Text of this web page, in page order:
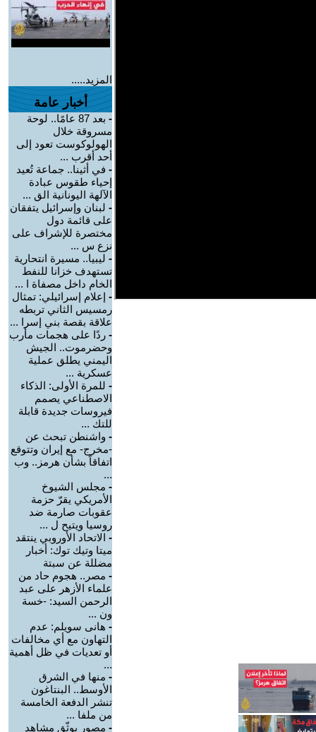
المزيد.....
أخبار عامة
-
بعد 87 عامًا.. لوحة
مسروقة خلال
الهولوكوست تعود إلى
أحد أقرب ...
- في أثينا.. جماعة تُعيد
إحياء طقوس عبادة
الآلهة اليونانية الق ...
- لبنان وإسرائيل يتفقان
على قائمة دول
مختصرة للإشراف على
نزع س ...
- ليبيا.. مسيرة انتحارية
تستهدف خزانا للنفط
الخام داخل مصفاة ا ...
- إعلام إسرائيلي: تمثال
رمسيس الثاني تربطه
علاقة بقصة بني إسرا ...
- ردًا على هجمات مأرب
وحضرموت.. الجيش
اليمني يطلق عملية
عسكرية ...
- للمرة الأولى: الذكاء
الاصطناعي يصمم
فيروسات جديدة قابلة
للتك ...
- واشنطن تبحث عن
-مخرج- مع إيران وتتوقع
اتفاقاً بشأن هرمز.. وب
...
- مجلس الشيوخ
الأمريكي يقرّ حزمة
عقوبات صارمة ضد
روسيا ويتيح ل ...
- الاتحاد الأوروبي ينتقد
ميتا وتيك توك: أخبار
مضللة عن سبتة
- مصر.. هجوم حاد من
علماء الأزهر على عبد
الرحمن السيد: -خسة
ون ...
- هانى سويلم: عدم
التهاون مع أي مخالفات
أو تعديات في ظل أهمية
...
- منها في الشرق
الأوسط.. البنتاغون
تنشر الدفعة الخامسة
من ملفا ...
- مصور يوثّق مشاهد